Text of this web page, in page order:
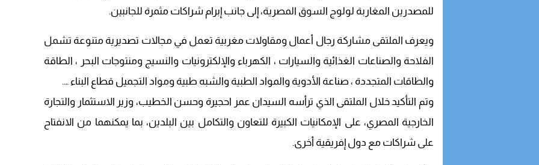
للمصدرين المغاربة لولوج السوق المصرية، إلى جانب إبرام شراكات مثمرة للجانبين.
ويعرف الملتقى مشاركة رجال أعمال ومقاولات مغربية تعمل في مجالات تصديرية متنوعة تشمل
الفلاحة والصناعات الغذائية والسيارات ، الكهرباء والإلكترونيات والنسيج ومنتوجات البحر ، الطاقة
والطاقات المتجددة ، صناعة الأدوية والمواد الطبية والشبه طبية ومواد التجميل قطاع البناء ….
وتم التأكيد خلال الملتقى الذي ترأسه السيدان عمر احجيرة وحسن الخطيب، وزير الاستثمار والتجارة
الخارجية المصري، على الإمكانيات الكبيرة للتعاون والتكامل بين البلدين، بما يمكنهما من الانفتاح
على شراكات مع دول إفريقية أخرى.